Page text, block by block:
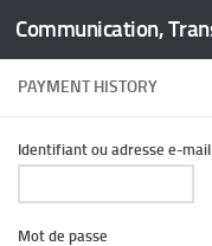
Skip to content
PAYMENT HISTORY
Identifiant ou adresse e-mail
Mot de passe